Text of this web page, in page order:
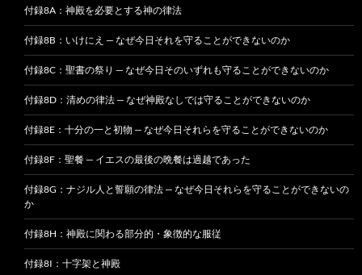
付録8A：神殿を必要とする神の律法
付録8B：いけにえ — なぜ今日それを守ることができないのか
付録8C：聖書の祭り — なぜ今日そのいずれも守ることができないのか
付録8D：清めの律法 — なぜ神殿なしでは守ることができないのか
付録8E：十分の一と初物 — なぜ今日それらを守ることができないのか
付録8F：聖餐 — イエスの最後の晩餐は過越であった
付録8G：ナジル人と誓願の律法 — なぜ今日それらを守ることができないの
か
付録8H：神殿に関わる部分的・象徴的な服従
付録8I：十字架と神殿